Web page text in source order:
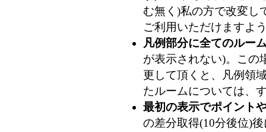
む無く)私の方で改変し
ご利用いただけますよ
凡例部分に全てのルー
が表示されない)。この
更して頂くと、凡例領
たルームについては、
最初の表示でポイント
の差分取得(10分後位)